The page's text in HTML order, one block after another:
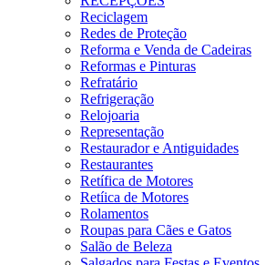
Reciclagem
Redes de Proteção
Reforma e Venda de Cadeiras
Reformas e Pinturas
Refratário
Refrigeração
Relojoaria
Representação
Restaurador e Antiguidades
Restaurantes
Retífica de Motores
Retíica de Motores
Rolamentos
Roupas para Cães e Gatos
Salão de Beleza